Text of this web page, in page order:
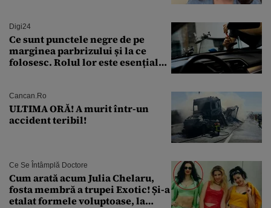
Digi24
Ce sunt punctele negre de pe
marginea parbrizului și la ce
folosesc. Rolul lor este esențial
Cancan.ro
ULTIMA ORĂ! A murit într-un
accident teribil!
Ce Se Întâmplă Doctore
Cum arată acum Julia Chelaru,
fosta membră a trupei Exotic! Și-a
etalat formele voluptoase, la